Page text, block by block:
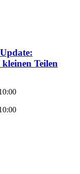
Teilen